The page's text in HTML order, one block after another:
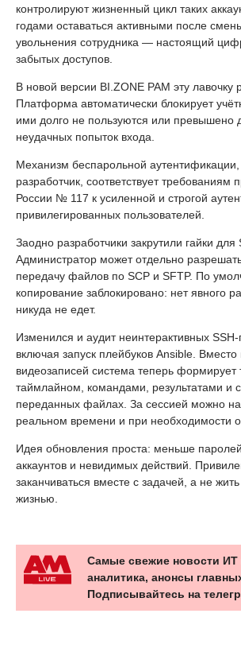
контролируют жизненный цикл таких
годами оставаться активными после
увольнения сотрудника — настоящий
забытых доступов.
В новой версии BI.ZONE PAM эту лавочку
Платформа автоматически блокирует
ими долго не пользуются или превышено
неудачных попыток входа.
Механизм беспарольной аутентификации,
разработчик, соответствует
России № 117 к усиленной и строгой
привилегированных пользователей.
Заодно разработчики закрутили гайки для
Администратор может отдельно
передачу файлов по SCP и SFTP. По
копирование заблокировано: нет явного
никуда не едет.
Изменился и аудит неинтерактивных
включая запуск плейбуков Ansible. Вместо
видеозаписей система теперь формирует
таймлайном, командами, результатами и
переданных файлах. За сессией можно
реальном времени и при необходимости
Идея обновления проста: меньше
аккаунтов и невидимых действий.
заканчиваться вместе с задачей, а не
жизнью.
Самые свежие новости
аналитика, анонсы
Подписывайтесь на